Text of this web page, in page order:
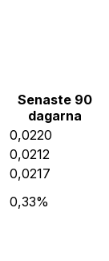
Senaste 90
dagarna
0,0220
0,0212
0,0217
0,33%